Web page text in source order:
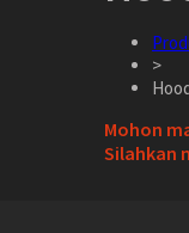
>
Mohon
Silahkan